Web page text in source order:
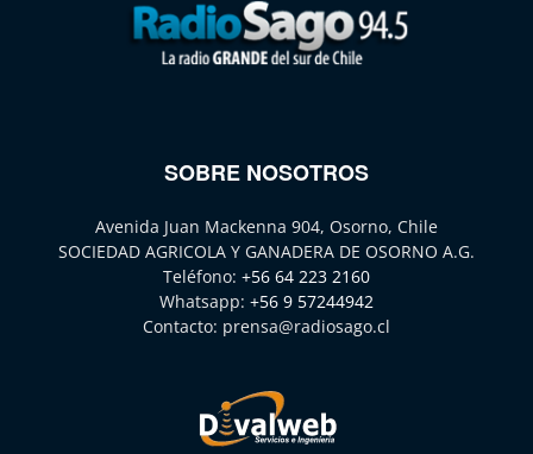
SOBRE NOSOTROS
Avenida Juan Mackenna 904, Osorno, Chile
SOCIEDAD AGRICOLA Y GANADERA DE OSORNO A.G.
Teléfono: +56 64 223 2160
Whatsapp: +56 9 57244942
Contacto: prensa@radiosago.cl